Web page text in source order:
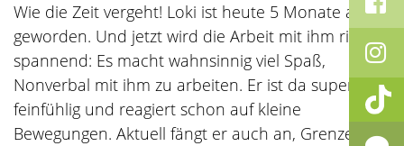
Wie die Zeit vergeht! Loki ist heute 5 Monate alt
geworden. Und jetzt wird die Arbeit mit ihm richtig
spannend: Es macht wahnsinnig viel Spaß,
Nonverbal mit ihm zu arbeiten. Er ist da super
feinfühlig und reagiert schon auf kleine
Bewegungen. Aktuell fängt er auch an, Grenzen